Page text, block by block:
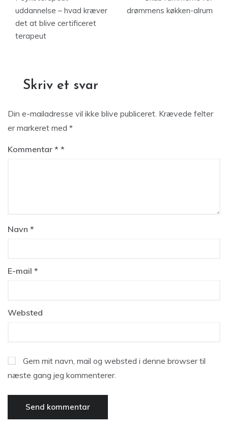
uddannelse – hvad kræver
det at blive certificeret
terapeut
drømmens køkken-alrum
Skriv et svar
Din e-mailadresse vil ikke blive publiceret. Krævede felter
er markeret med *
Kommentar *
Navn *
E-mail *
Websted
Gem mit navn, mail og websted i denne browser til
næste gang jeg kommenterer.